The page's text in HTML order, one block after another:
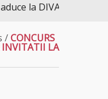
DIVA
/CONCURS
INVITATII LA